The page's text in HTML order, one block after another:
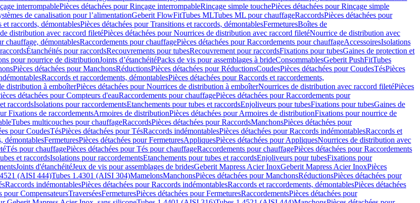
interrompablePièces détachées pour Rinçage interrompableRinçage simple touchePièces détachées pour Rinçage simple
de canalisation pour l’alimentationGeberit FlowFitTubes MLTubes ML pour chauffageRaccordsPièces détachées pour
et raccords, démontablesPièces détachées pour Transitions et raccords, démontablesFermeturesBoîtes de
distribution avec raccord filetéPièces détachées pour Nourrices de distribution avec raccord filetéNourrice de distribution avec
chauffage, démontablesRaccordements pour chauffagePièces détachées pour Raccordements pour chauffageAccessoiresIsolations
Étanchéités pour raccordsRecouvrements pour tubesRecouvrement pour raccordsFixations pour tubesGaines de protection et
pour nourrice de distributionJoints d’étanchéitéPacks de vis pour assemblages à brideConsommablesGeberit PushFitTubes
Pièces détachées pour ManchonsRéductionsPièces détachées pour RéductionsCoudesPièces détachées pour CoudesTésPièces
Raccords et raccordements, démontablesPièces détachées pour Raccords et raccordements,
distribution à emboîterPièces détachées pour Nourrices de distribution à emboîterNourrices de distribution avec raccord filetéPièces
détachées pour Compteurs d'eauRaccordements pour chauffagePièces détachées pour Raccordements pour
raccordsIsolations pour raccordementsEtanchements pour tubes et raccordsEnjoliveurs pour tubesFixations pour tubesGaines de
Fixations de raccordementsArmoires de distributionPièces détachées pour Armoires de distributionFixations pour nourrice de
Tubes multicouches pour chauffageRaccordsPièces détachées pour RaccordsManchonsPièces détachées pour
pour CoudesTésPièces détachées pour TésRaccords indémontablesPièces détachées pour Raccords indémontablesRaccords et
démontablesFermeturesPièces détachées pour FermeturesAppliquesPièces détachées pour AppliquesNourrices de distribution avec
Tés pour chauffagePièces détachées pour Tés pour chauffageRaccordements pour chauffagePièces détachées pour Raccordements
et raccordsIsolations pour raccordementsEtanchements pour tubes et raccordsEnjoliveurs pour tubesFixations pour
Joints d'étanchéitéJeux de vis pour assemblages de bridesGeberit Mapress Acier InoxGeberit Mapress Acier InoxPièces
(AISI 444)Tubes 1.4301 (AISI 304)MamelonsManchonsPièces détachées pour ManchonsRéductionsPièces détachées pour
Raccords indémontablesPièces détachées pour Raccords indémontablesRaccords et raccordements, démontablesPièces détachées
pour CompensateursTraverséesFermeturesPièces détachées pour FermeturesRaccordementsPièces détachées pour